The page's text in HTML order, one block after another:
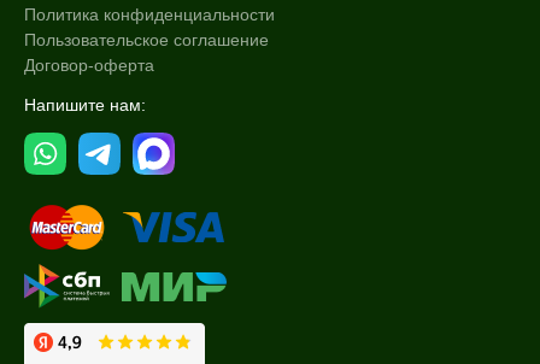
Политика конфиденциальности
Пользовательское соглашение
Договор-оферта
Напишите нам: